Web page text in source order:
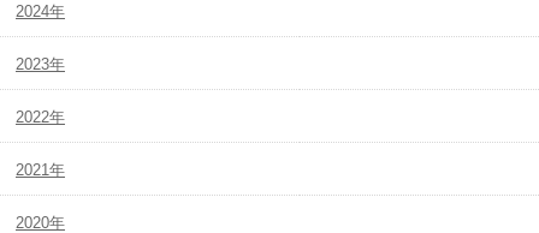
2024年
2023年
2022年
2021年
2020年